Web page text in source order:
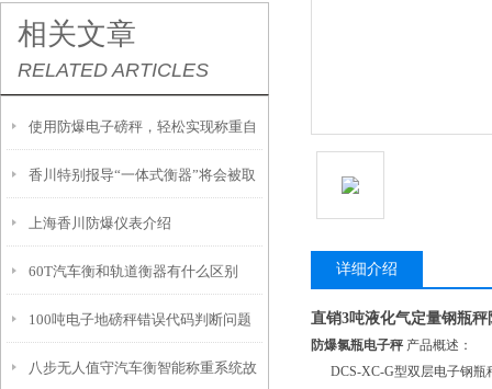
相关文章
RELATED ARTICLES
使用防爆电子磅秤，轻松实现称重自
由！
香川特别报导“一体式衡器”将会被取
代
上海香川防爆仪表介绍
60T汽车衡和轨道衡器有什么区别
100吨电子地磅秤错误代码判断问题
大型地磅秤脚差如何修正
八步无人值守汽车衡智能称重系统故
详细介绍
直销3吨液化气定量钢瓶
防爆氯瓶电子秤 产品概述：
DCS-XC-G型双层电子钢瓶